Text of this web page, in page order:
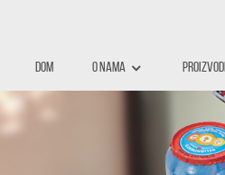
Dom O Nama Proizvodi